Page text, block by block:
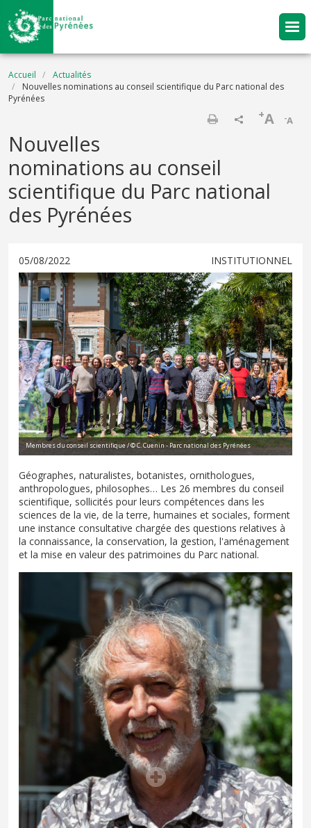
Aller au contenu principal
Fil d'Ariane
Accueil
Actualités
Nouvelles nominations au conseil scientifique du Parc national des
Pyrénées
-A
+A
Nouvelles
nominations au conseil
scientifique du Parc national
des Pyrénées
05/08/2022 INSTITUTIONNEL
Membres du conseil scientifique / © C. Cuenin - Parc national des Pyrénées
Géographes, naturalistes, botanistes, ornithologues,
anthropologues, philosophes… Les 26 membres du conseil
scientifique, sollicités pour leurs compétences dans les
sciences de la vie, de la terre, humaines et sociales, forment
une instance consultative chargée des questions relatives à
la connaissance, la conservation, la gestion, l'aménagement
et la mise en valeur des patrimoines du Parc national.